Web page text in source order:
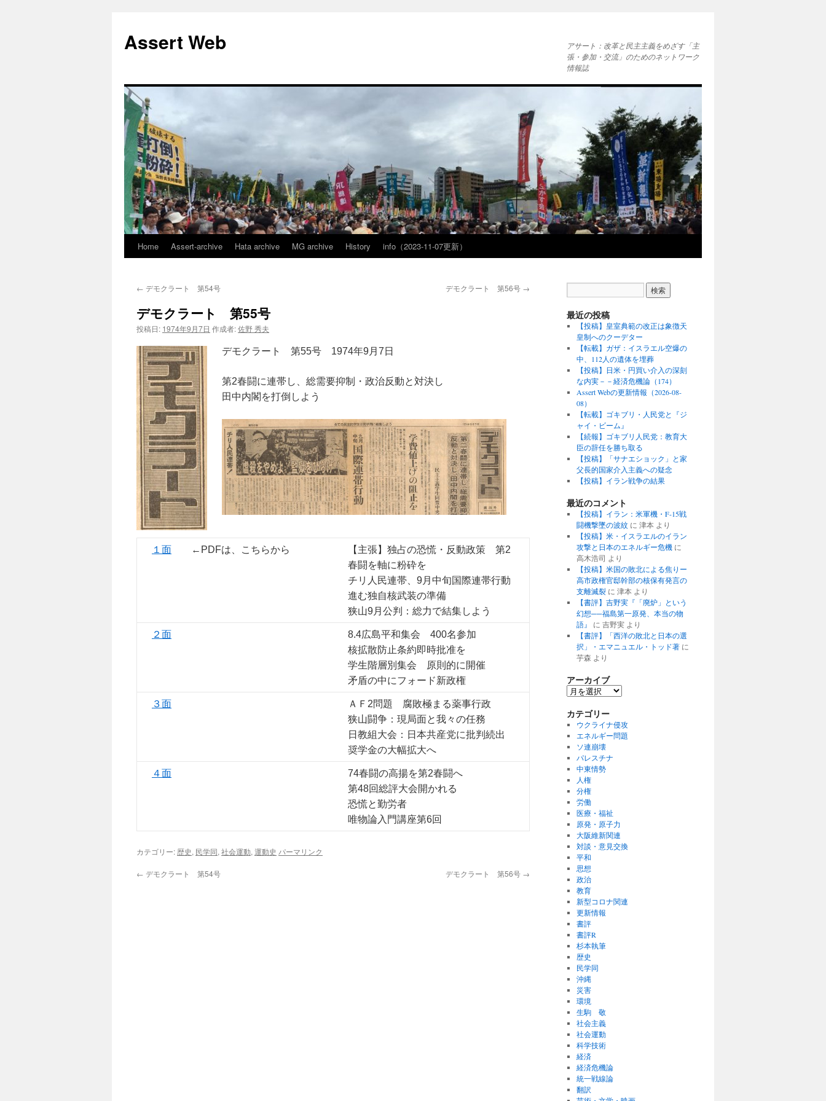
テ
ン
ス
キ
ッ
プ
Assert Web
アサート：改革と民主主義をめざす「主
張・参加・交流」のためのネットワーク
情報誌
Home Assert-archive Hata archive MG archive History info（2023-11-07更新）
← デモクラート 第54号 デモクラート 第56号 →
デモクラート 第55号
投稿日: 1974年9月7日 作成者:佐野 秀夫
デモクラート 第55号 1974年9月7 日
第2春闘に連帯し、総需要抑制・政治反動と対決し
田中内閣を打倒しよう
１面 ←PDFは、こちらから
【主張】独占の恐慌・反動政策 第2
春闘を軸に粉砕を
チリ人民連帯、9月中旬国際連帯行動
進む独自核武装の準備
狭山9月公判：総力で結集しよう
２面
8.4広島平和集会 400名参加
核拡散防止条約即時批准を
学生階層別集会 原則的に開催
矛盾の中にフォード新政権
３面
ＡＦ2問題 腐敗極まる薬事行政
狭山闘争：現局面と我々の任務
日教組大会：日本共産党に批判続出
奨学金の大幅拡大へ
４面
74春闘の高揚を第2春闘へ
第48回総評大会開かれる
恐慌と勤労者
唯物論入門講座第6回
カテゴリー: 歴史, 民学同, 社会運動, 運動史 パーマリンク
← デモクラート 第54号 デモクラート 第56号 →
最近の投稿
【投稿】皇室典範の改正は象徴天
皇制へのクーデター
【転載】ガザ：イスラエル空爆の
中、112人の遺体を埋葬
【投稿】日米・円買い介入の深刻
な内実－－経済危機論（174）
Assert Webの更新情報（2026-08-
08）
【転載】ゴキブリ・人民党と『ジ
ャイ・ビーム』
【続報】ゴキブリ人民党：教育大
臣の辞任を勝ち取る
【投稿】「サナエショック」と家
父長的国家介入主義への疑念
【投稿】イラン戦争の結果
最近のコメント
【投稿】イラン：米軍機・F-15戦
闘機撃墜の波紋に 津本より
【投稿】米・イスラエルのイラン
攻撃と日本のエネルギー危機に
高木浩司 より
【投稿】米国の敗北による焦りー
高市政権官邸幹部の核保有発言の
支離滅裂に 津本より
【書評】吉野実『「廃炉」という
幻想──福島第一原発、本当の物
語』
に 吉野実より
【書評】「西洋の敗北と日本の選
択」・エマニュエル・トッド著に
芋森 より
アーカイブ
ア
カ
イ
ブ
カテゴリー
ウクライナ侵攻
エネルギー問題
ソ連崩壊
パレスチナ
中東情勢
人権
分権
労働
医療・福祉
原発・原子力
大阪維新関連
対談・意見交換
平和
思想
政治
教育
新型コロナ関連
更新情報
書評
書評R
杉本執筆
歴史
民学同
沖縄
災害
環境
生駒 敬
社会主義
社会運動
科学技術
経済
経済危機論
統一戦線論
翻訳